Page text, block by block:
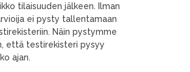
tilaisuuden jälkeen. Ilman
ei pysty tallentamaan
Näin pystymme
että testirekisteri pysyy
ajan.